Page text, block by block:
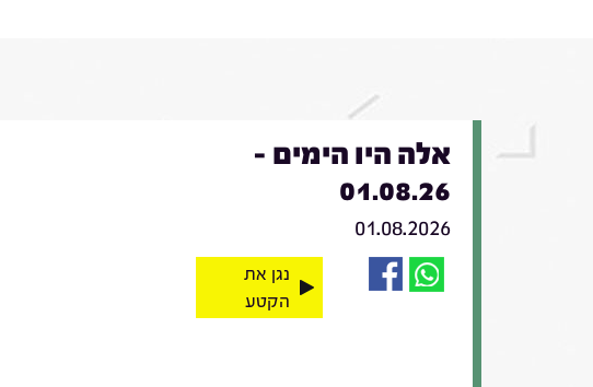
אלה היו הימים -
01.08.26
01.08.2026
נגן את
הקטע